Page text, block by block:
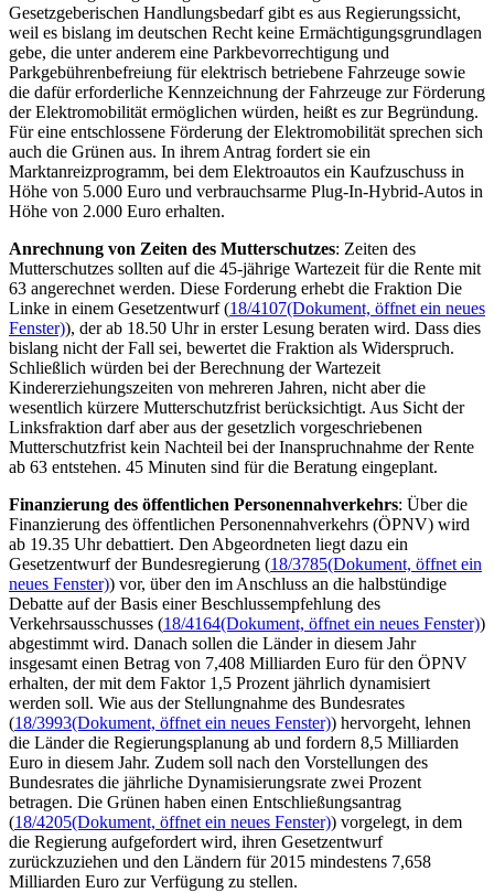
Gesetzgeberischen Handlungsbedarf gibt es aus Regierungssicht,
weil es bislang im deutschen Recht keine Ermächtigungsgrundlagen
gebe, die unter anderem eine Parkbevorrechtigung und
Parkgebührenbefreiung für elektrisch betriebene Fahrzeuge sowie
die dafür erforderliche Kennzeichnung der Fahrzeuge zur Förderung
der Elektromobilität ermöglichen würden, heißt es zur Begründung.
Für eine entschlossene Förderung der Elektromobilität sprechen sich
auch die Grünen aus. In ihrem Antrag fordert sie ein
Marktanreizprogramm, bei dem Elektroautos ein Kaufzuschuss in
Höhe von 5.000 Euro und verbrauchsarme Plug-In-Hybrid-Autos in
Höhe von 2.000 Euro erhalten.
Anrechnung von Zeiten des Mutterschutzes: Zeiten des
Mutterschutzes sollten auf die 45-jährige Wartezeit für die Rente mit
63 angerechnet werden. Diese Forderung erhebt die Fraktion Die
Linke in einem Gesetzentwurf (18/4107(Dokument, öffnet ein neues
Fenster)), der ab 18.50 Uhr in erster Lesung beraten wird. Dass dies
bislang nicht der Fall sei, bewertet die Fraktion als Widerspruch.
Schließlich würden bei der Berechnung der Wartezeit
Kindererziehungszeiten von mehreren Jahren, nicht aber die
wesentlich kürzere Mutterschutzfrist berücksichtigt. Aus Sicht der
Linksfraktion darf aber aus der gesetzlich vorgeschriebenen
Mutterschutzfrist kein Nachteil bei der Inanspruchnahme der Rente
ab 63 entstehen. 45 Minuten sind für die Beratung eingeplant.
Finanzierung des öffentlichen Personennahverkehrs: Über die
Finanzierung des öffentlichen Personennahverkehrs (ÖPNV) wird
ab 19.35 Uhr debattiert. Den Abgeordneten liegt dazu ein
Gesetzentwurf der Bundesregierung (18/3785(Dokument, öffnet ein
neues Fenster)) vor, über den im Anschluss an die halbstündige
Debatte auf der Basis einer Beschlussempfehlung des
Verkehrsausschusses (18/4164(Dokument, öffnet ein neues Fenster))
abgestimmt wird. Danach sollen die Länder in diesem Jahr
insgesamt einen Betrag von 7,408 Milliarden Euro für den ÖPNV
erhalten, der mit dem Faktor 1,5 Prozent jährlich dynamisiert
werden soll. Wie aus der Stellungnahme des Bundesrates
(18/3993(Dokument, öffnet ein neues Fenster)) hervorgeht, lehnen
die Länder die Regierungsplanung ab und fordern 8,5 Milliarden
Euro in diesem Jahr. Zudem soll nach den Vorstellungen des
Bundesrates die jährliche Dynamisierungsrate zwei Prozent
betragen. Die Grünen haben einen Entschließungsantrag
(18/4205(Dokument, öffnet ein neues Fenster)) vorgelegt, in dem
die Regierung aufgefordert wird, ihren Gesetzentwurf
zurückzuziehen und den Ländern für 2015 mindestens 7,658
Milliarden Euro zur Verfügung zu stellen.